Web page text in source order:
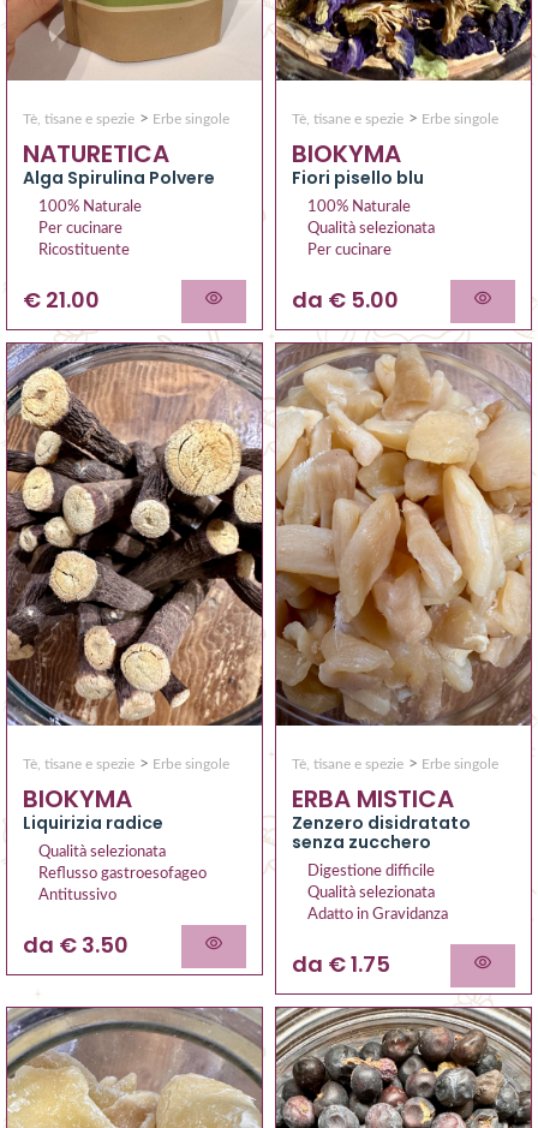
Tè, tisane e spezie > Erbe singole
NATURETICA
Alga Spirulina Polvere
100% Naturale
Per cucinare
Ricostituente
€ 21.00
Tè, tisane e spezie > Erbe singole
BIOKYMA
Fiori pisello blu
100% Naturale
Qualità selezionata
Per cucinare
da € 5.00
Tè, tisane e spezie > Erbe singole
BIOKYMA
Liquirizia radice
Qualità selezionata
Reflusso gastroesofageo
Antitussivo
da € 3.50
Tè, tisane e spezie > Erbe singole
ERBA MISTICA
Zenzero disidratato
senza zucchero
Digestione difficile
Qualità selezionata
Adatto in Gravidanza
da € 1.75